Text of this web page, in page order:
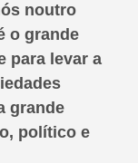
noutro
o grande
para levar a
grande
político e